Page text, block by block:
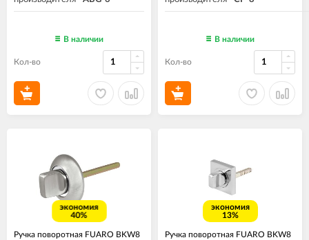
В наличии
Кол-во
В наличии
Кол-во
экономия
40%
Ручка поворотная FUARO BKW8
экономия
13%
Ручка поворотная FUARO BKW8